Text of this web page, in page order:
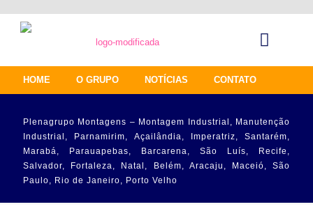
HOME O GRUPO NOTÍCIAS CONTATO
Plenagrupo Montagens – Montagem Industrial, Manutenção
Industrial, Parnamirim, Açailândia, Imperatriz, Santarém,
Marabá, Parauapebas, Barcarena, São Luís, Recife,
Salvador, Fortaleza, Natal, Belém, Aracaju, Maceió, São
Paulo, Rio de Janeiro, Porto Velho